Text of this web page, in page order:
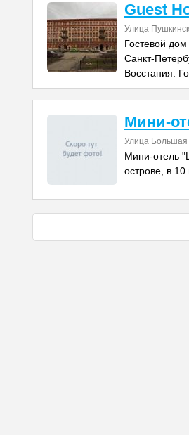
Guest
Улица
Гостевой
Санкт-
Восстания.
Мини-
Улица Большая
Мини-отель
острове, в